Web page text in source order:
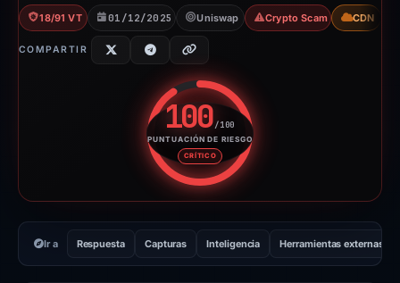
18/91 VT 01/12/2025 Uniswap Crypto Scam CDN
COMPARTIR
100/100
PUNTUACIÓN DE RIESGO
CRÍTICO
Puntuación de riesgo: 100
Ir a Respuesta Capturas Inteligencia Herramientas externas